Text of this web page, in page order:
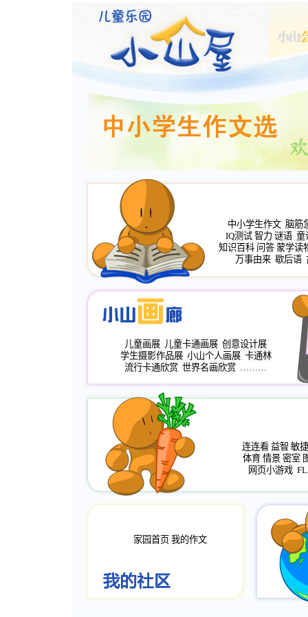
中小学生作文 脑筋
IQ测试 智力 谜语 童
知识百科 问答 蒙学读
万事由来 歇后语
儿童画展 儿童卡通画展 创意设计展
学生摄影作品展 小山个人画展 卡通林
流行卡通欣赏 世界名画欣赏 ………
连连看 益智 敏捷
体育 情景 密室
网页小游戏
家园首页 我的作文